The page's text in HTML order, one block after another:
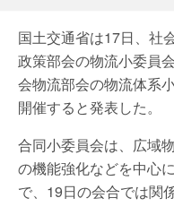
国土交通省は17日、社
政策部会の物流小委員
会物流部会の物流体系
開催すると発表した。
合同小委員会は、広域
の機能強化などを中心
で、19日の会合では関